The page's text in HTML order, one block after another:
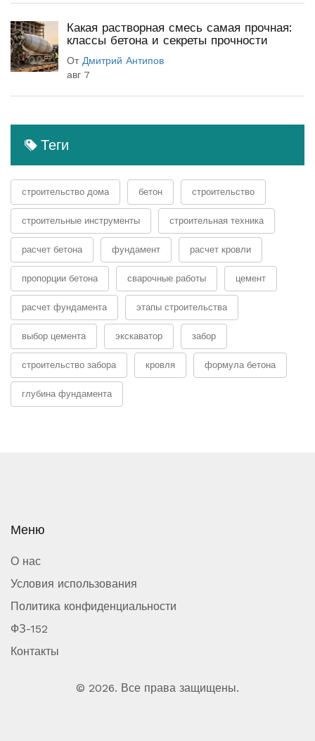
Какая растворная смесь самая прочная:
классы бетона и секреты прочности
От Дмитрий Антипов
авг 7
Теги
строительство дома бетон строительство
строительные инструменты строительная техника
расчет бетона фундамент расчет кровли
пропорции бетона сварочные работы цемент
расчет фундамента этапы строительства
выбор цемента экскаватор забор
строительство забора кровля формула бетона
глубина фундамента
Меню
О нас
Условия использования
Политика конфиденциальности
ФЗ-152
Контакты
© 2026. Все права защищены.